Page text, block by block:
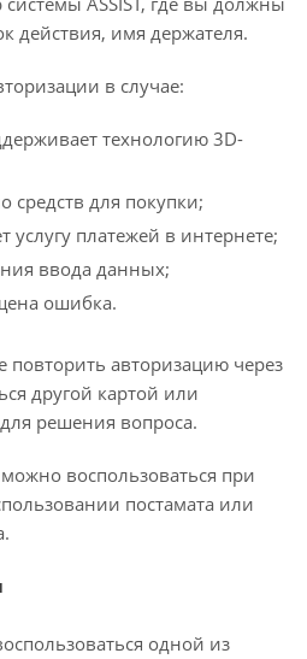
действия, имя держателя.
в случае:
технологию 3D-
средств для покупки;
услугу платежей в интернете;
ввода данных;
ошибка.
повторить авторизацию через
другой картой или
решения вопроса.
воспользоваться при
постамата или
одной из